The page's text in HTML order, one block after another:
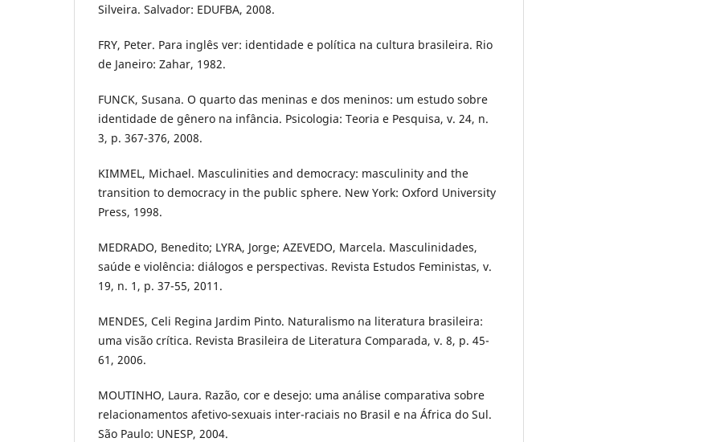
Silveira. Salvador: EDUFBA, 2008.
FRY, Peter. Para inglês ver: identidade e política na cultura brasileira. Rio
de Janeiro: Zahar, 1982.
FUNCK, Susana. O quarto das meninas e dos meninos: um estudo sobre
identidade de gênero na infância. Psicologia: Teoria e Pesquisa, v. 24, n.
3, p. 367-376, 2008.
KIMMEL, Michael. Masculinities and democracy: masculinity and the
transition to democracy in the public sphere. New York: Oxford University
Press, 1998.
MEDRADO, Benedito; LYRA, Jorge; AZEVEDO, Marcela. Masculinidades,
saúde e violência: diálogos e perspectivas. Revista Estudos Feministas, v.
19, n. 1, p. 37-55, 2011.
MENDES, Celi Regina Jardim Pinto. Naturalismo na literatura brasileira:
uma visão crítica. Revista Brasileira de Literatura Comparada, v. 8, p. 45-
61, 2006.
MOUTINHO, Laura. Razão, cor e desejo: uma análise comparativa sobre
relacionamentos afetivo-sexuais inter-raciais no Brasil e na África do Sul.
São Paulo: UNESP, 2004.